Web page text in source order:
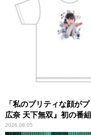
「私のプリティな顔が
広奈 天下無双』初の番
2026.08.05